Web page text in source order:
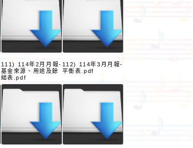
111) 114年2月月報-
基金來源、用途及餘
絀表.pdf
112) 114年3月月報-
平衡表.pdf